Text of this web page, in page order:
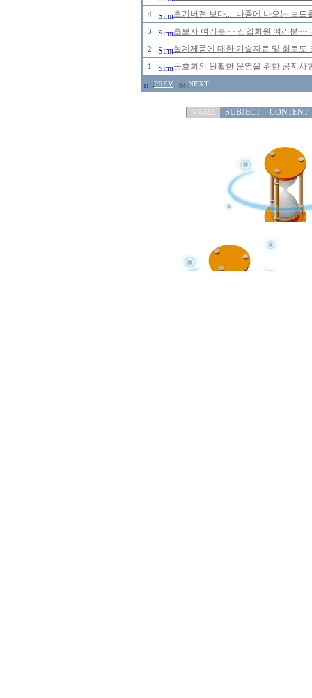
4 초기버젼 보다.... 나중에 나오는 보
3 초보자 여러분~~ 신입회원 여러분
2 설계제품에 대한 기술자료 및 회로도
1 동호회의 원활한 운영을 위한 공지사
PREV NEXT